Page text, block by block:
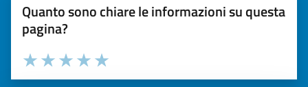
Quanto sono chiare le informazioni su questa
pagina?
Valuta la chiarezza delle informazioni (da 1 a 5 stelle)
Seleziona il numero di stelle per valutare la chiarezza delle
Valuta 5 stelle su 5
Valuta 4 stelle su 5
Valuta 3 stelle su 5
Valuta 2 stelle su 5
Valuta 1 stelle su 5